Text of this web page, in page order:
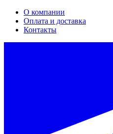
О компании
Оплата и доставка
Контакты